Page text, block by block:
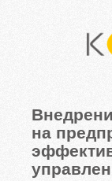
на